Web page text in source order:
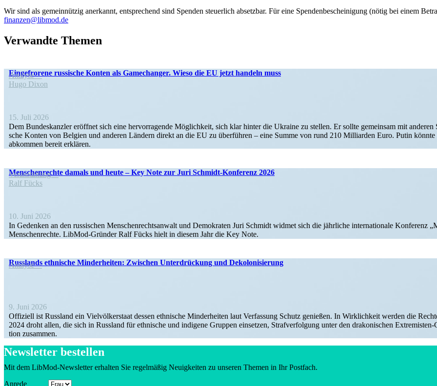
Wir sind als gemein­nützig anerkannt, entspre­chend sind Spenden steuerlich absetzbar. Für eine Spenden­be­schei­nigung (nötig bei einem
finanzen@libmod.de
Verwandte Themen
Ein­ge­fro­rene rus­si­sche Konten als Game­ch­an­ger. Wieso die EU jetzt handeln muss
Analyse
Hugo Dixon
15. Juli 2026
Dem Bun­des­kanz­ler eröff­net sich eine her­vor­ra­gende Mög­lich­keit, sich klar hinter die Ukraine zu stellen. Er sollte gemein­sam mit
sche Konten von Belgien und anderen Ländern direkt an die EU zu über­füh­ren – eine Summe von rund 210 Mil­li­ar­den Euro. Putin
ab­kom­men bereit erklären.
Menschen­rechte damals und heute – Key Note zur Juri Schmidt-Konferenz 2026
Veran­staltung
Ralf Fücks
10. Juni 2026
In Gedenken an den russi­schen Menschen­rechts­anwalt und Demokraten Juri Schmidt widmet sich die jährliche inter­na­tionale Konferenz
Menschen­rechte. LibMod-Gründer Ralf Fücks hielt in diesem Jahr die Key Note.
Russ­lands eth­ni­sche Min­der­hei­ten: Zwi­schen Unter­drü­ckung und Dekolonisierung
Analyse
9. Juni 2026
Offi­zi­ell ist Russ­land ein Viel­völ­ker­staat dessen eth­ni­sche Min­der­hei­ten laut Ver­fas­sung Schutz genie­ßen. In Wirk­lich­keit werden die
2024 droht allen, die sich in Russ­land für eth­ni­sche und indi­gene Gruppen ein­set­zen, Straf­ver­fol­gung unter den dra­ko­ni­schen
tion zusammen.
Newsletter bestellen
Mit dem LibMod-Newsletter erhalten Sie regel­mäßig Neuig­keiten zu unseren Themen in Ihr Postfach.
Anrede